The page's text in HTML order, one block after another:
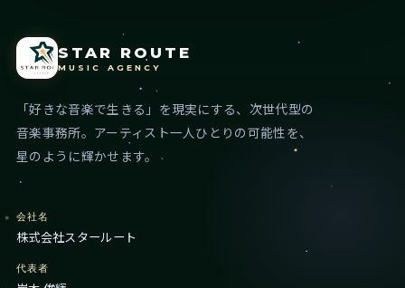
STAR ROUTE
MUSIC AGENCY
「好きな音楽で生きる」を現実にする、次世代型の
音楽事務所。アーティスト一人ひとりの可能性を、
星のように輝かせます。
会社名
株式会社スタールート
代表者